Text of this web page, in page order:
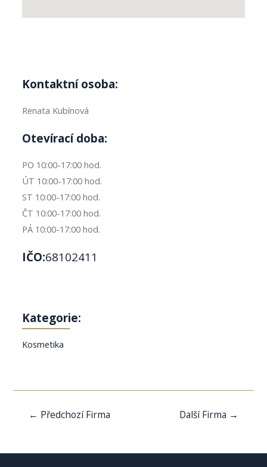
Kontaktní osoba:
Renata Kubínová
Otevírací doba:
PO 10:00-17:00 hod.
ÚT 10:00-17:00 hod.
ST 10:00-17:00 hod.
ČT 10:00-17:00 hod.
PÁ 10:00-17:00 hod.
IČO:68102411
Kategorie:
Kosmetika
Navigace
← Předchozí Firma Další Firma →